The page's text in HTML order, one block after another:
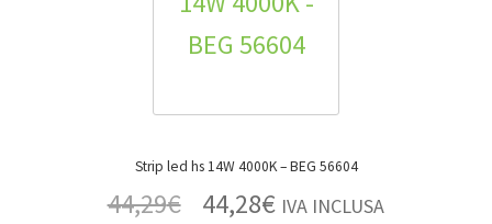
Strip led hs 14W 4000K – BEG 56604
44,29€ 44,28€ IVA INCLUSA